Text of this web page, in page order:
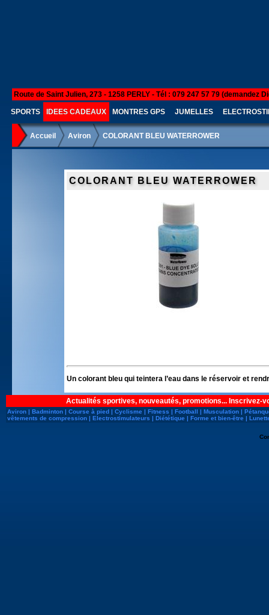
Route de Saint Julien, 273 - 1258 PERLY - Tél : 079 247 57 79 (demandez
SPORTS IDEES CADEAUX MONTRES GPS JUMELLES
Accueil Aviron COLORANT BLEU WATERROWER
COLORANT BLEU WATERROWER
Un colorant bleu qui teintera l’eau dans le réservoir et
Actualités sportives, nouveautés, promotions... Inscrivez-
Aviron | Badminton | Course à pied | Cyclisme | Fitness | Football | Musculation |
vêtements de compression | Electrostimulateurs | Diététique | Forme et bien-être |